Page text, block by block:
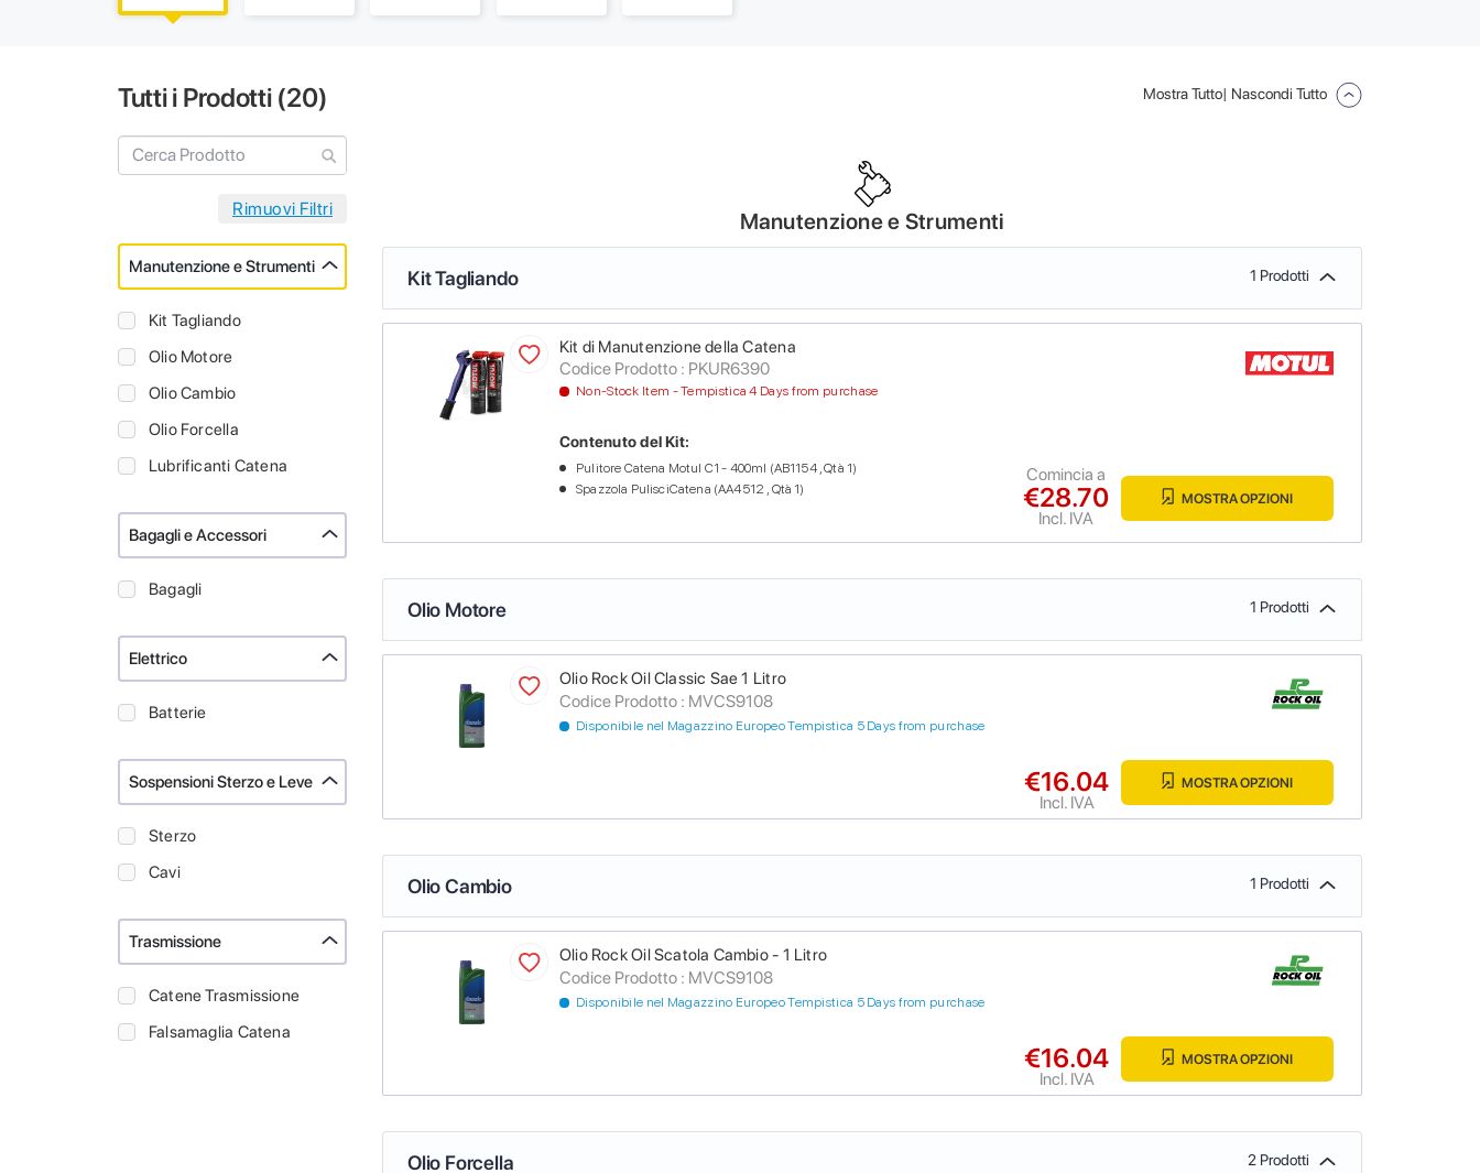
Tutti i Prodotti (20)
Manutenzione e Strumenti
Kit Tagliando
Olio Motore
Olio Cambio
Olio Forcella
Lubrificanti Catena
Bagagli e Accessori
Bagagli
Elettrico
Batterie
Sospensioni Sterzo e Leve
Sterzo
Cavi
Trasmissione
Catene Trasmissione
Falsamaglia Catena
Mostra Tutto| Nascondi Tutto
Manutenzione e Strumenti
Kit Tagliando 1 Prodotti
Kit di Manutenzione della Catena
Codice Prodotto : PKUR6390
Non-Stock Item - Tempistica 4 Days from purchase
Contenuto del Kit:
Pulitore Catena Motul C1 - 400ml (AB1154 , Qtà 1)
Spazzola PulisciCatena (AA4512 , Qtà 1)
€28.70
Incl. IVA
Comincia a
MOSTRA OPZIONI
Olio Motore 1 Prodotti
Olio Rock Oil Classic Sae 1 Litro
Codice Prodotto : MVCS9108
Disponibile nel Magazzino Europeo Tempistica 5 Days from purchase
€16.04
Incl. IVA
MOSTRA OPZIONI
Olio Cambio 1 Prodotti
Olio Rock Oil Scatola Cambio - 1 Litro
Codice Prodotto : MVCS9108
Disponibile nel Magazzino Europeo Tempistica 5 Days from purchase
€16.04
Incl. IVA
MOSTRA OPZIONI
Olio Forcella 2 Prodotti